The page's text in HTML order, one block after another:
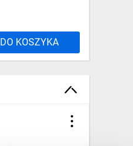
DO KOSZYKA